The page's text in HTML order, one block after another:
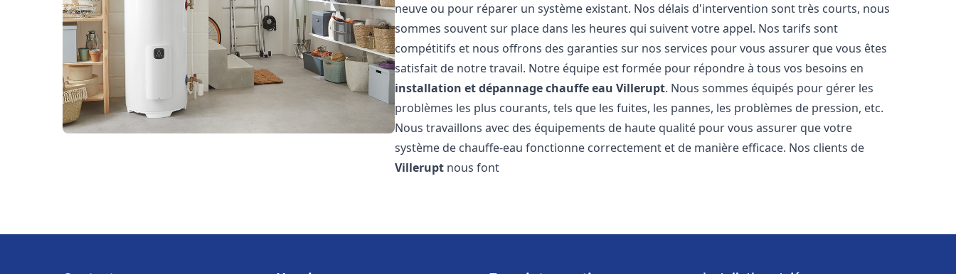
neuve ou pour réparer un système existant. Nos délais d'intervention sont très courts, nous
sommes souvent sur place dans les heures qui suivent votre appel. Nos tarifs sont
compétitifs et nous offrons des garanties sur nos services pour vous assurer que vous êtes
satisfait de notre travail. Notre équipe est formée pour répondre à tous vos besoins en
installation et dépannage chauffe eau Villerupt. Nous sommes équipés pour gérer les
problèmes les plus courants, tels que les fuites, les pannes, les problèmes de pression, etc.
Nous travaillons avec des équipements de haute qualité pour vous assurer que votre
système de chauffe-eau fonctionne correctement et de manière efficace. Nos clients de
Villerupt nous font